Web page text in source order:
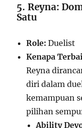
5. Reyna:
Satu
Role: Duelist
Kenapa
Reyna
diri dalam
kemampuan
pilihan
Ability